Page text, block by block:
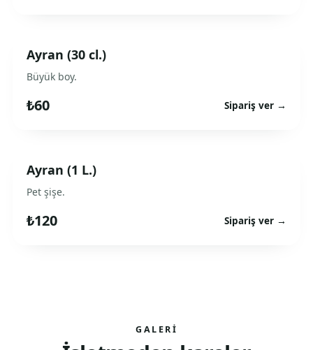
Ayran (30 cl.)
Büyük boy.
₺60 Sipariş ver →
Ayran (1 L.)
Pet şişe.
₺120 Sipariş ver →
GALERI